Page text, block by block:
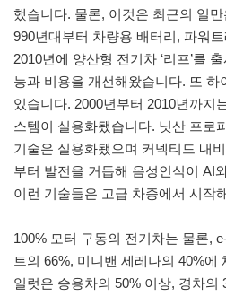
했습니다. 물론, 이것은 최근의 일
990년대부터 차량용 배터리, 파워
2010년에 양산형 전기차 ‘리프’를
능과 비용을 개선해왔습니다. 또 하
있습니다. 2000년부터 2010년까지
스템이 실용화됐습니다. 닛산 프로
기술은 실용화됐으며 커넥티드 내
부터 발전을 거듭해 음성인식이 AI
이런 기술들은 고급 차종에서 시작
100% 모터 구동의 전기차는 물론,
트의 66%, 미니밴 세레나의 40%에
일럿은 승용차의 50% 이상, 경차의